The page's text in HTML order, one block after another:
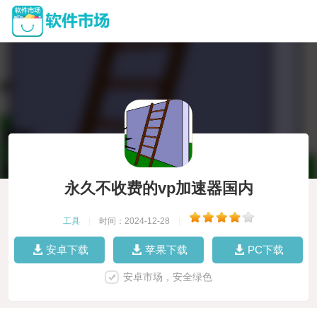
永久不收费的vp加速器国内
工具 时间：2024-12-28
安卓下载 苹果下载 PC下载
安卓市场，安全绿色